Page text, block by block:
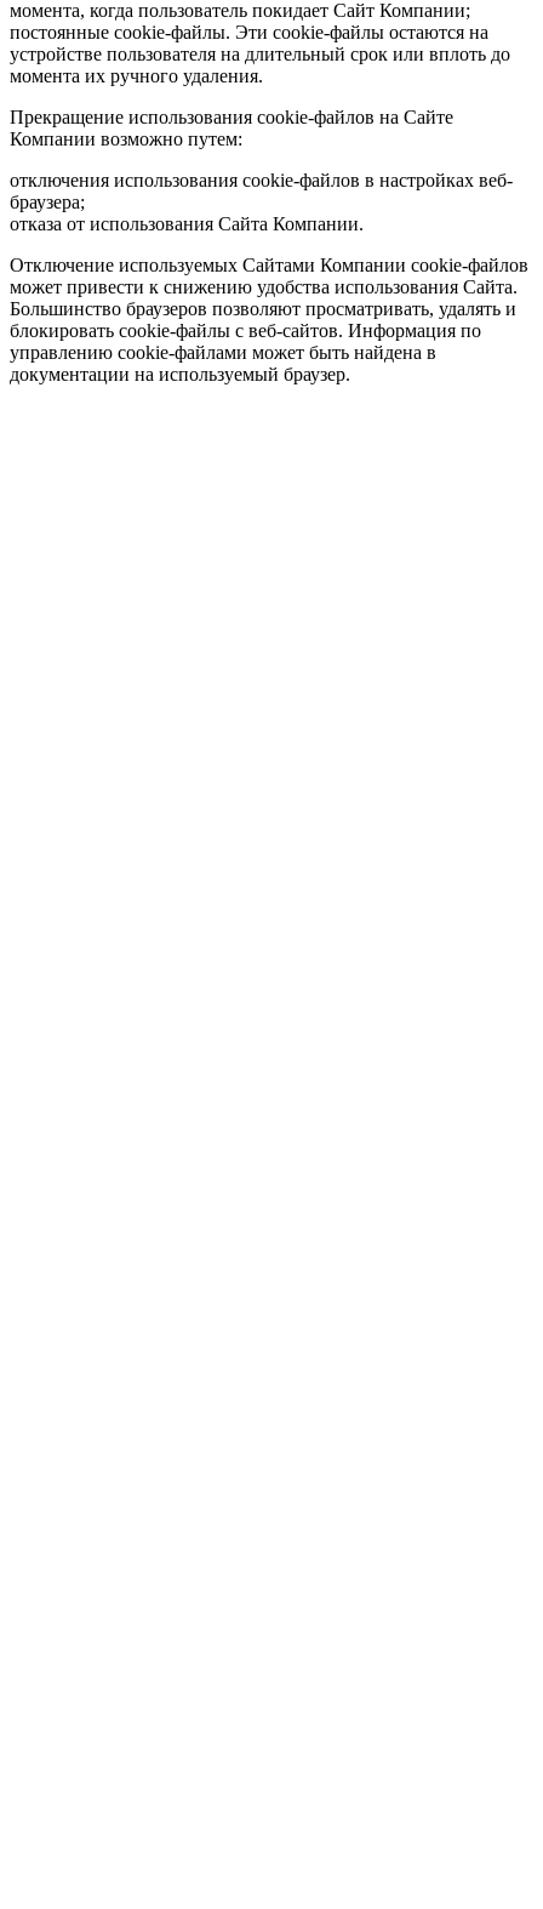
момента, когда пользователь покидает Сайт Компании;
постоянные cookie-файлы. Эти cookie-файлы остаются на
устройстве пользователя на длительный срок или вплоть до
момента их ручного удаления.
Прекращение использования cookie-файлов на Сайте
Компании возможно путем:
отключения использования cookie-файлов в настройках веб-
браузера;
отказа от использования Сайта Компании.
Отключение используемых Сайтами Компании cookie-файлов
может привести к снижению удобства использования Сайта.
Большинство браузеров позволяют просматривать, удалять и
блокировать cookie-файлы c веб-сайтов. Информация по
управлению cookie-файлами может быть найдена в
документации на используемый браузер.